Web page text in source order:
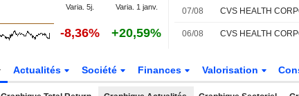
Varia. 5j. Varia. 1 janv.
-8,36% +20,59%
07/08
06/08
Actualités Société Finances Valorisation